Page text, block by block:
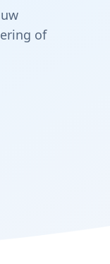
of